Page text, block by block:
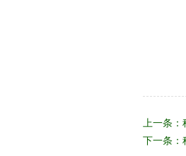
上一条：
下一条：